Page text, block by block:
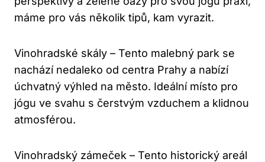
máme pro vás několik tipů, kam vyrazit.
Vinohradské skály – Tento malebný park se
nachází nedaleko od centra Prahy a nabízí
úchvatný výhled na město. Ideální místo pro
jógu ve svahu s čerstvým vzduchem a klidnou
atmosférou.
Vinohradský zámeček – Tento historický areál